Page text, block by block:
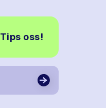
Tips oss!